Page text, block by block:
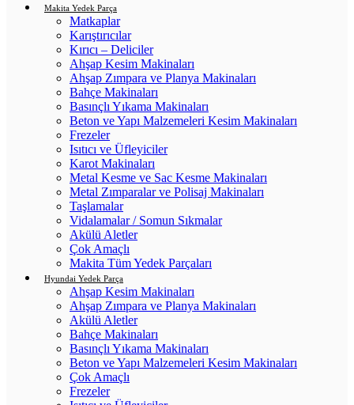
Makita Yedek Parça
Matkaplar
Karıştırıcılar
Kırıcı – Deliciler
Ahşap Kesim Makinaları
Ahşap Zımpara ve Planya Makinaları
Bahçe Makinaları
Basınçlı Yıkama Makinaları
Beton ve Yapı Malzemeleri Kesim Makinaları
Frezeler
Isıtıcı ve Üfleyiciler
Karot Makinaları
Metal Kesme ve Sac Kesme Makinaları
Metal Zımparalar ve Polisaj Makinaları
Taşlamalar
Vidalamalar / Somun Sıkmalar
Akülü Aletler
Çok Amaçlı
Makita Tüm Yedek Parçaları
Hyundai Yedek Parça
Ahşap Kesim Makinaları
Ahşap Zımpara ve Planya Makinaları
Akülü Aletler
Bahçe Makinaları
Basınçlı Yıkama Makinaları
Beton ve Yapı Malzemeleri Kesim Makinaları
Çok Amaçlı
Frezeler